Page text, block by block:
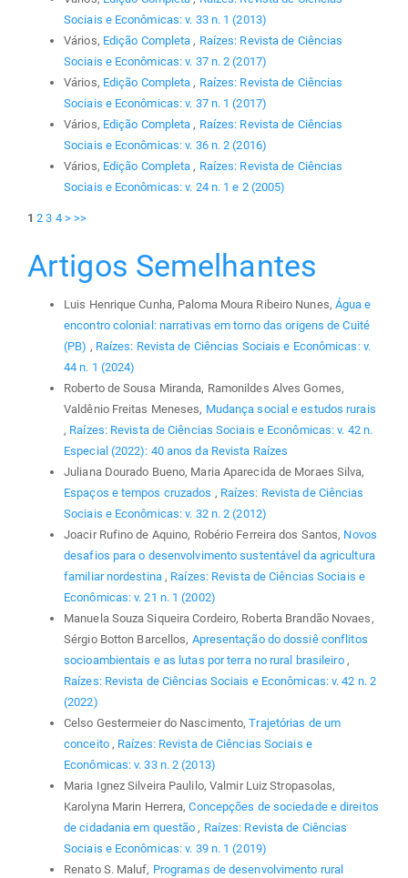
Sociais e Econômicas: v. 33 n. 1 (2013)
Vários, Edição Completa , Raízes: Revista de Ciências
Sociais e Econômicas: v. 37 n. 2 (2017)
Vários, Edição Completa , Raízes: Revista de Ciências
Sociais e Econômicas: v. 37 n. 1 (2017)
Vários, Edição Completa , Raízes: Revista de Ciências
Sociais e Econômicas: v. 36 n. 2 (2016)
Vários, Edição Completa , Raízes: Revista de Ciências
Sociais e Econômicas: v. 24 n. 1 e 2 (2005)
1 2 3 4 > >>
Artigos Semelhantes
Luis Henrique Cunha, Paloma Moura Ribeiro Nunes, Água e
encontro colonial: narrativas em torno das origens de Cuité
(PB) , Raízes: Revista de Ciências Sociais e Econômicas: v.
44 n. 1 (2024)
Roberto de Sousa Miranda, Ramonildes Alves Gomes,
Valdênio Freitas Meneses, Mudança social e estudos rurais
, Raízes: Revista de Ciências Sociais e Econômicas: v. 42 n.
Especial (2022): 40 anos da Revista Raízes
Juliana Dourado Bueno, Maria Aparecida de Moraes Silva,
Espaços e tempos cruzados , Raízes: Revista de Ciências
Sociais e Econômicas: v. 32 n. 2 (2012)
Joacir Rufino de Aquino, Robério Ferreira dos Santos, Novos
desafios para o desenvolvimento sustentável da agricultura
familiar nordestina , Raízes: Revista de Ciências Sociais e
Econômicas: v. 21 n. 1 (2002)
Manuela Souza Siqueira Cordeiro, Roberta Brandão Novaes,
Sérgio Botton Barcellos, Apresentação do dossiê conflitos
socioambientais e as lutas por terra no rural brasileiro ,
Raízes: Revista de Ciências Sociais e Econômicas: v. 42 n. 2
(2022)
Celso Gestermeier do Nascimento,Trajetórias de um
conceito , Raízes: Revista de Ciências Sociais e
Econômicas: v. 33 n. 2 (2013)
Maria Ignez Silveira Paulilo, Valmir Luiz Stropasolas,
Karolyna Marin Herrera,Concepções de sociedade e direitos
de cidadania em questão , Raízes: Revista de Ciências
Sociais e Econômicas: v. 39 n. 1 (2019)
Renato S. Maluf, Programas de desenvolvimento rural